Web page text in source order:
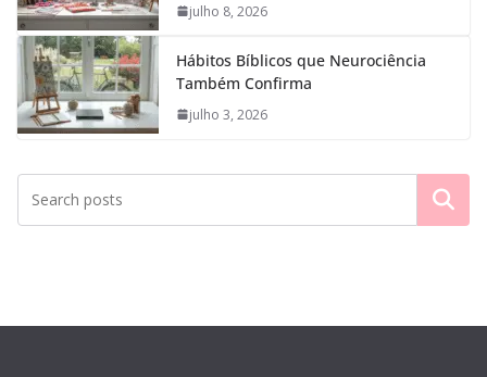
julho 8, 2026
Hábitos Bíblicos que Neurociência
Também Confirma
julho 3, 2026
Pesquisar